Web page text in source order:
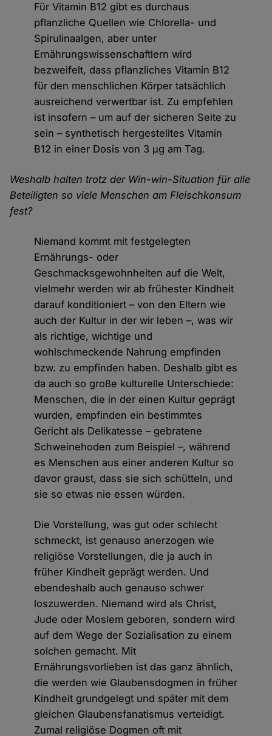
Für Vitamin B12 gibt es durchaus
pflanzliche Quellen wie Chlorella- und
Spirulinaalgen, aber unter
Ernährungswissenschaftlern wird
bezweifelt, dass pflanzliches Vitamin B12
für den menschlichen Körper tatsächlich
ausreichend verwertbar ist. Zu empfehlen
ist insofern – um auf der sicheren Seite zu
sein – synthetisch hergestelltes Vitamin
B12 in einer Dosis von 3 µg am Tag.
Weshalb halten trotz der Win-win-Situation für alle
Beteiligten so viele Menschen am Fleischkonsum
fest?
Niemand kommt mit festgelegten
Ernährungs- oder
Geschmacksgewohnheiten auf die Welt,
vielmehr werden wir ab frühester Kindheit
darauf konditioniert – von den Eltern wie
auch der Kultur in der wir leben –, was wir
als richtige, wichtige und
wohlschmeckende Nahrung empfinden
bzw. zu empfinden haben. Deshalb gibt es
da auch so große kulturelle Unterschiede:
Menschen, die in der einen Kultur geprägt
wurden, empfinden ein bestimmtes
Gericht als Delikatesse – gebratene
Schweinehoden zum Beispiel –, während
es Menschen aus einer anderen Kultur so
davor graust, dass sie sich schütteln, und
sie so etwas nie essen würden.
Die Vorstellung, was gut oder schlecht
schmeckt, ist genauso anerzogen wie
religiöse Vorstellungen, die ja auch in
früher Kindheit geprägt werden. Und
ebendeshalb auch genauso schwer
loszuwerden. Niemand wird als Christ,
Jude oder Moslem geboren, sondern wird
auf dem Wege der Sozialisation zu einem
solchen gemacht. Mit
Ernährungsvorlieben ist das ganz ähnlich,
die werden wie Glaubensdogmen in früher
Kindheit grundgelegt und später mit dem
gleichen Glaubensfanatismus verteidigt.
Zumal religiöse Dogmen oft mit